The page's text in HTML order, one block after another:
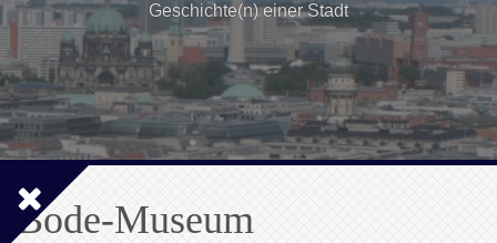
Geschichte(n) einer Stadt
Bode-Museum